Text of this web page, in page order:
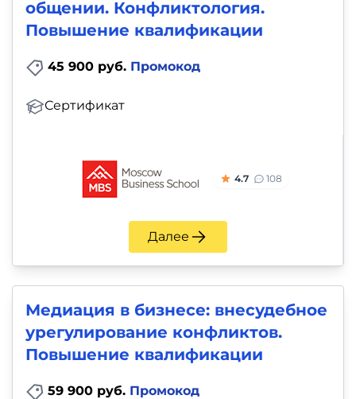
общении. Конфликтология.
Повышение квалификации
45 900 руб. Промокод
Сертификат
4.7 108
Далее
Медиация в бизнесе: внесудебное
урегулирование конфликтов.
Повышение квалификации
59 900 руб. Промокод